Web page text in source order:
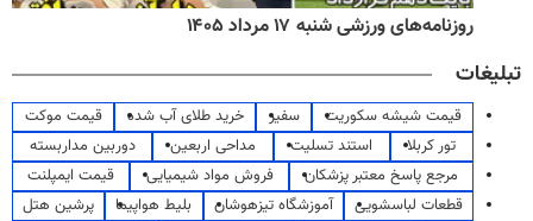
روزنامه‌های ورزشی شنبه ۱۷ مرداد ۱۴۰۵
تبلیغات
قیمت شیشه سکوریت سفیر خرید طلای آب شده
قیمت موکت
تور کربلا
استند تسلیت مداحی اربعین
دوربین مداربسته
مرجع پاسخ معتبر پزشکان
فروش مواد شیمیایی
قیمت ایمپلنت
قطعات لباسشویی
آموزشگاه تیزهوشان بلیط هواپیما
پرشین هتل